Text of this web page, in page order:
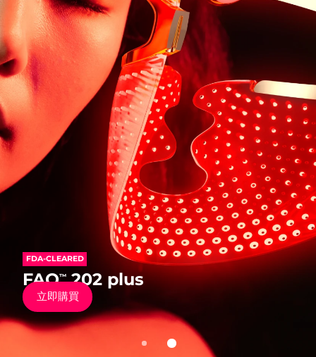
FAQ™202
抗老矽膠彩光面罩儀
立即購買
FDA-CLEARED
FAQ™202 plus
立即購買
issa™ Teeth Whitening Set
FAQ™ Dual LED Panel
熱門產品
特別優惠 暢銷產品
Polski
Svenska
Русский
Türkçe
简体中文 繁體中文
發貨國家
美國 預計送達日期 8/11/26
英國 預計送達日期8/10/26
預計送達日期 8/10/26
預計送達日期8/13/26
法國 預計送達日期8/10/26
德國
加拿大